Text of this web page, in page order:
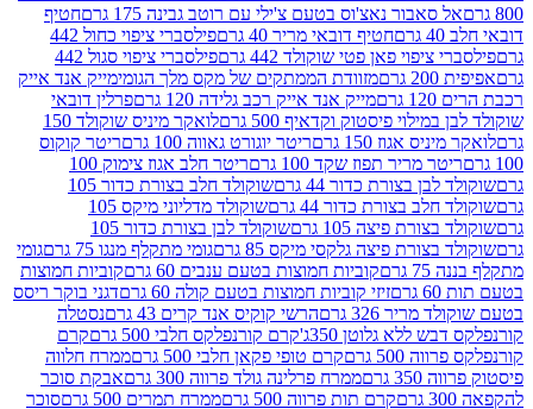
סאבור נאצ'וס בטעם צ'ילי עם רוטב גבינה 175 גרם
חטיף
חטיף דובאי מריר 40 גרם
פילסברי ציפוי כחול 442
פאן פטי שוקולד 442 גרם
פילסברי ציפוי סגול 442
מזוודת הממתקים של מקס מלך הגומימייק אנד אייק
מייק אנד אייק רכב גלידה 120 גרם
פרלין דובאי
פיסטוק וקדאיף 500 גרם
לואקר מיניס שוקולד 150
אגוז 150 גרם
ריטר יוגורט גאווה 100 גרם
ריטר קוקוס
מריר תפוז שקד 100 גרם
ריטר חלב אגוז צימוק 100
בצורת כדור 44 גרם
שוקולד חלב בצורת כדור 105
בצורת כדור 44 גרם
שוקולד מדליוני מיקס 105
פיצה 105 גרם
שוקולד לבן בצורת כדור 105
פיצה גלקסי מיקס 85 גרם
גומי מתקלף מנגו 75 גרם
גומי
קוביות חמוצות בטעם ענבים 60 גרם
קוביות חמוצות
זיזי קוביות חמוצות בטעם קולה 60 גרם
דגני בוקר ריסס
326 גרם
הרשי קוקיס אנד קרים 43 גרם
נסטלה
ללא גלוטן 350ג'
קרם קורנפלקס חלבי 500 גרם
קרם
500 גרם
קרם טופי פקאן חלבי 500 גרם
ממרח חלווה
גרם
ממרח פרלינה גולד פרווה 300 גרם
אבקת סוכר
קרם תות פרווה 500 גרם
ממרח תמרים 500 גרם
סוכר